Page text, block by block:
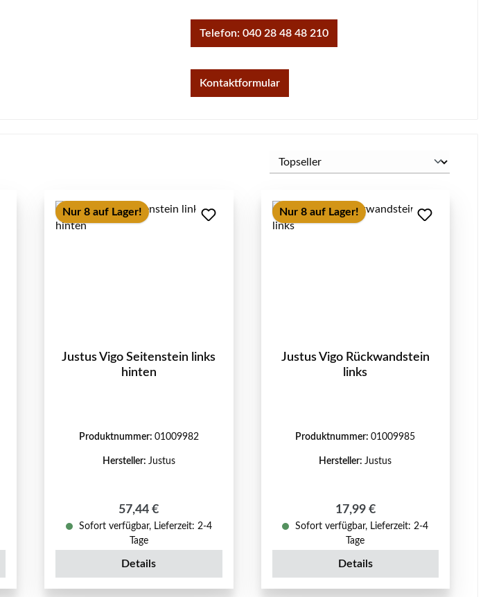
Telefon: 040 28 48 48 210
Kontaktformular
Nur 8 auf Lager!
Justus Vigo Seitenstein links
hinten
Produktnummer: 01009982
Hersteller: Justus
Regulärer Preis:
57,44 €
Sofort verfügbar, Lieferzeit: 2-4
Tage
Details
Nur 8 auf Lager!
Justus Vigo Rückwandstein
links
Produktnummer:01009985
Hersteller:Justus
Regulärer Preis:
17,99 €
Sofort verfügbar, Lieferzeit: 2-4
Tage
Details